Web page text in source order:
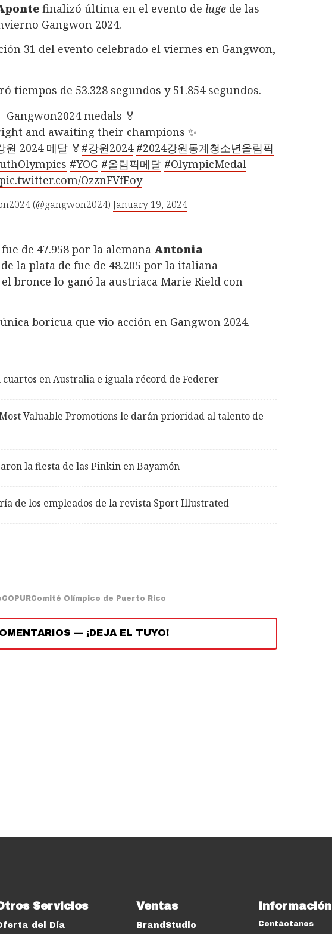
finalizó última en el evento de luge de las
Gangwon 2024.
31 del evento celebrado el viernes en Gangwon,
tiempos de 53.328 segundos y 51.854 segundos.
Gangwon2024 medals 🏅
and awaiting their champions ✨
원 2024 메달 🏅 #강원2024 #2024강원동계청소년올림픽
#YOG #올림픽메달 #OlympicMedal
pic.twitter.com/OzznFVfEoy
(@gangwon2024) January 19, 2024
de 47.958 por la alemana Antonia
la plata de fue de 48.205 por la italiana
bronce lo ganó la austriaca Marie Rield con
boricua que vio acción en Gangwon 2024.
cuartos en Australia e iguala récord de Federer
Valuable Promotions le darán prioridad al talento de
la fiesta de las Pinkin en Bayamón
de los empleados de la revista Sport Illustrated
COPURComité Olímpico de Puerto Rico
— ¡DEJA EL TUYO!
Servicios
del Día
Ventas
BrandStudio
Información
Contáctanos